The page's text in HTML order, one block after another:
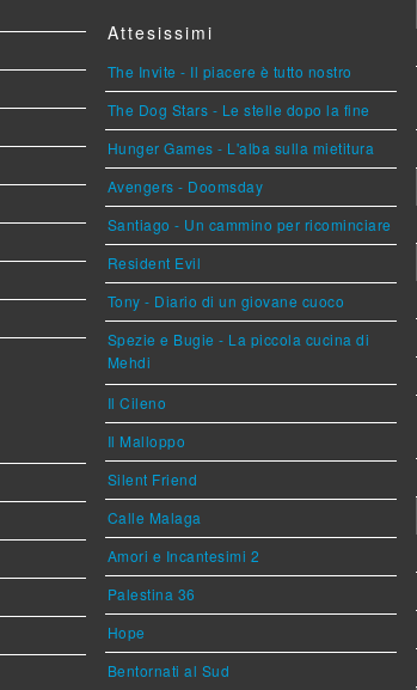
Attesissimi
The Invite - Il piacere è tutto nostro
The Dog Stars - Le stelle dopo la fine
Hunger Games - L'alba sulla mietitura
Avengers - Doomsday
Santiago - Un cammino per ricominciare
Resident Evil
Tony - Diario di un giovane cuoco
Spezie e Bugie - La piccola cucina di
Mehdi
Il Cileno
Il Malloppo
Silent Friend
Calle Malaga
Amori e Incantesimi 2
Palestina 36
Hope
Bentornati al Sud